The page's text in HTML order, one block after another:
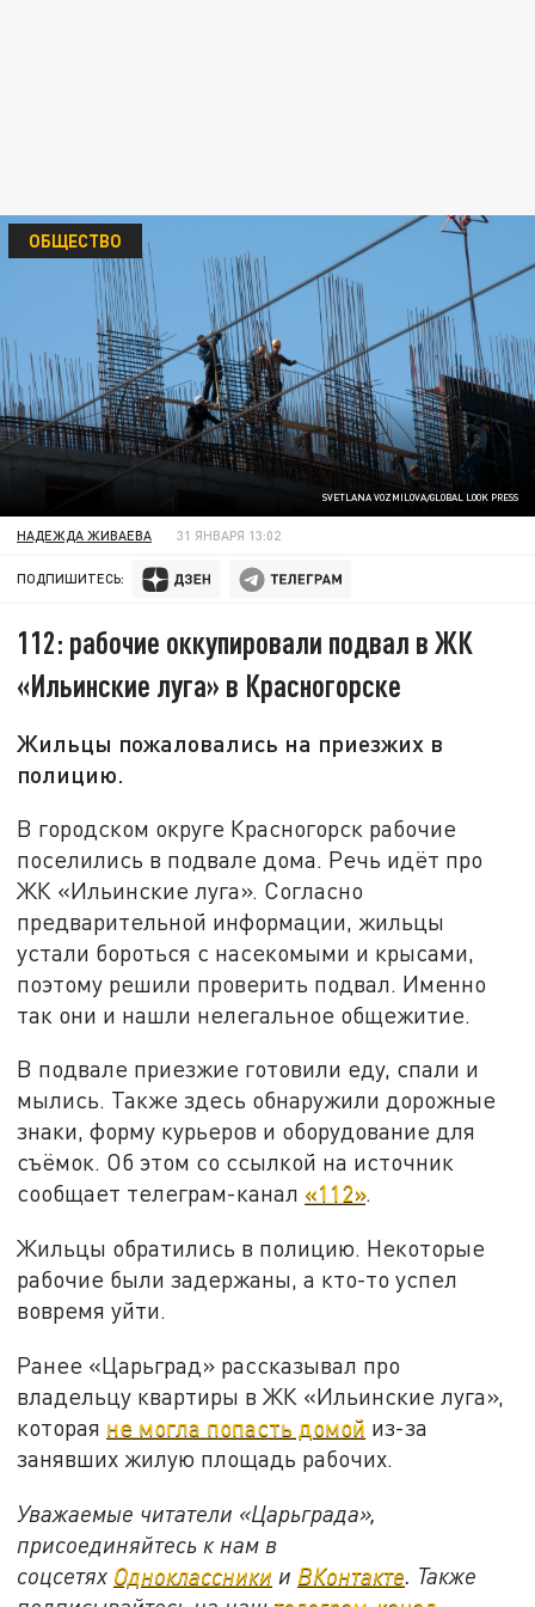
SVETLANA VOZMILOVA/GLOBAL LOOK PRESS
ОБЩЕСТВО
НАДЕЖДА ЖИВАЕВА 31 ЯНВАРЯ 13:02
ПОДПИШИТЕСЬ:
112: рабочие оккупировали подвал в ЖК
«Ильинские луга» в Красногорске
Жильцы пожаловались на приезжих в
полицию.
В городском округе Красногорск рабочие
поселились в подвале дома. Речь идёт про
ЖК «Ильинские луга». Согласно
предварительной информации, жильцы
устали бороться с насекомыми и крысами,
поэтому решили проверить подвал. Именно
так они и нашли нелегальное общежитие.
В подвале приезжие готовили еду, спали и
мылись. Также здесь обнаружили дорожные
знаки, форму курьеров и оборудование для
съёмок. Об этом со ссылкой на источник
сообщает телеграм-канал «112».
Жильцы обратились в полицию. Некоторые
рабочие были задержаны, а кто-то успел
вовремя уйти.
Ранее «Царьград» рассказывал про
владельцу квартиры в ЖК «Ильинские луга»,
которая не могла попасть домой из-за
занявших жилую площадь рабочих.
Уважаемые читатели «Царьграда»,
присоединяйтесь к нам в
соцсетях Одноклассники и ВКонтакте . Также